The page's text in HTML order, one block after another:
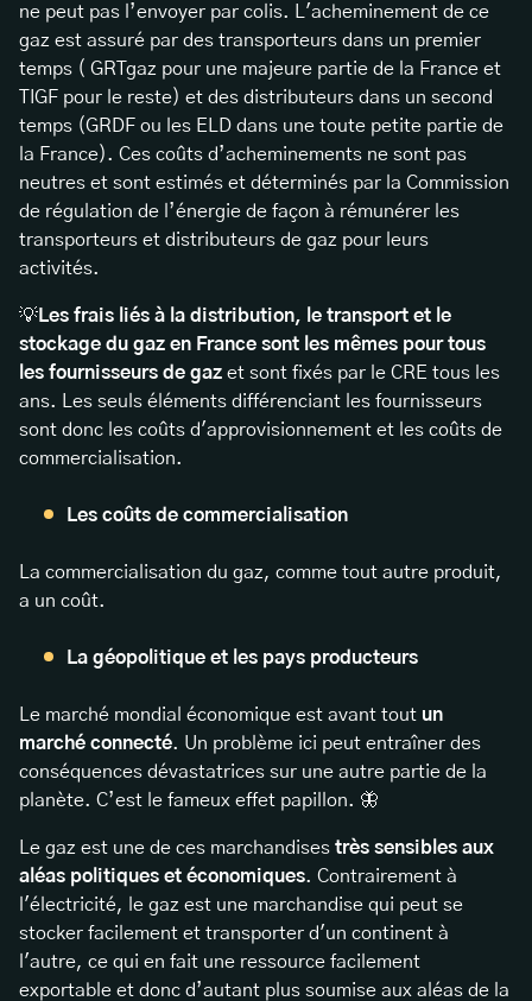
ne peut pas l’envoyer par colis. L'acheminement de ce
gaz est assuré par des transporteurs dans un premier
temps ( GRTgaz pour une majeure partie de la France et
TIGF pour le reste) et des distributeurs dans un second
temps (GRDF ou les ELD dans une toute petite partie de
la France). Ces coûts d’acheminements ne sont pas
neutres et sont estimés et déterminés par la Commission
de régulation de l’énergie de façon à rémunérer les
transporteurs et distributeurs de gaz pour leurs
activités.
💡Les frais liés à la distribution, le transport et le
stockage du gaz en France sont les mêmes pour tous
les fournisseurs de gaz et sont fixés par le CRE tous les
ans. Les seuls éléments différenciant les fournisseurs
sont donc les coûts d'approvisionnement et les coûts de
commercialisation.
Les coûts de commercialisation
La commercialisation du gaz, comme tout autre produit,
a un coût.
La géopolitique et les pays producteurs
Le marché mondial économique est avant tout un
marché connecté. Un problème ici peut entraîner des
conséquences dévastatrices sur une autre partie de la
planète. C’est le fameux effet papillon. 🦋
Le gaz est une de ces marchandises très sensibles aux
aléas politiques et économiques. Contrairement à
l'électricité, le gaz est une marchandise qui peut se
stocker facilement et transporter d'un continent à
l'autre, ce qui en fait une ressource facilement
exportable et donc d’autant plus soumise aux aléas de la